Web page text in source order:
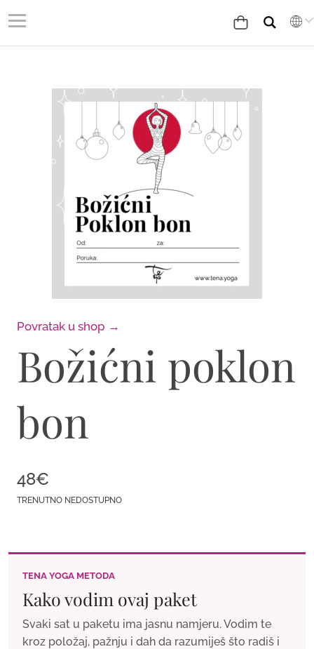
Povratak u shop →
Božićni poklon
bon
48€
TRENUTNO NEDOSTUPNO
TENA YOGA METODA
Kako vodim ovaj paket
Svaki sat u paketu ima jasnu namjeru. Vodim te
kroz položaj, pažnju i dah da razumiješ što radiš i